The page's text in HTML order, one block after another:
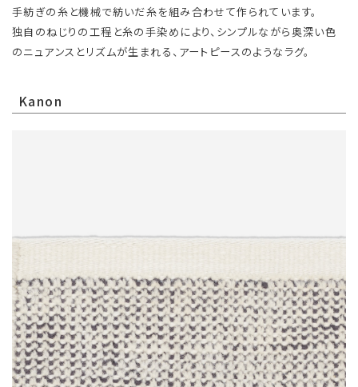
手紡ぎの糸と機械で紡いだ糸を組み合わせて作られています。
独自のねじりの工程と糸の手染めにより、シンプルながら奥深い色
のニュアンスとリズムが生まれる、アートピースのようなラグ。
Kanon